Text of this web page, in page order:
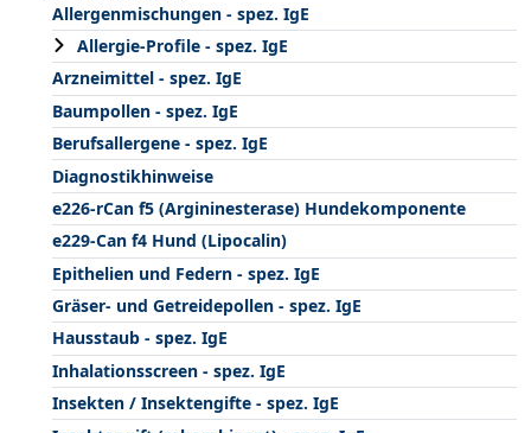
Allergenmischungen - spez. IgE
Allergie-Profile - spez. IgE
Arzneimittel - spez. IgE
Baumpollen - spez. IgE
Berufsallergene - spez. IgE
Diagnostikhinweise
e226-rCan f5 (Argininesterase) Hundekomponente
e229-Can f4 Hund (Lipocalin)
Epithelien und Federn - spez. IgE
Gräser- und Getreidepollen - spez. IgE
Hausstaub - spez. IgE
Inhalationsscreen - spez. IgE
Insekten / Insektengifte - spez. IgE